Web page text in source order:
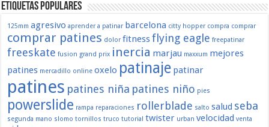
Etiquetas populares
125mm agresivo aprender a patinar barcelona citty hopper compra comprar
comprar patines dolor fitnessflying eagle freepatinar
freeskate fusion grand prix inercia marjau maxxum mejores
patines mercadillo online oxelo patinaje patinar
patines patines niña patines niño pies
powerslide rampa reparaciones rollerblade salto salud seba
segunda mano slomo tornillos truco tutorial twister urban velocidad venta